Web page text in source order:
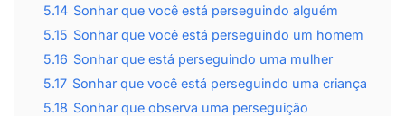
5.14 Sonhar que você está perseguindo alguém
5.15 Sonhar que você está perseguindo um homem
5.16 Sonhar que está perseguindo uma mulher
5.17 Sonhar que você está perseguindo uma criança
5.18 Sonhar que observa uma perseguição